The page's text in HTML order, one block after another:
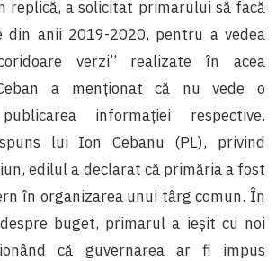
replică, a solicitat primarului să facă
din anii 2019-2020, pentru a vedea
verzi” realizate în acea
a menționat că nu vede o
informației respective.
lui Ion Cebanu (PL), privind
edilul a declarat că primăria a fost
în organizarea unui târg comun. În
buget, primarul a ieșit cu noi
că guvernarea ar fi impus